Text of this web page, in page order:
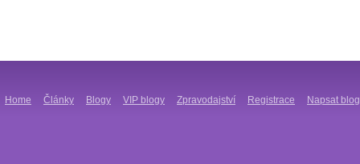
Home Články Blogy VIP blogy Zpravodajství Registrace Napsat blog